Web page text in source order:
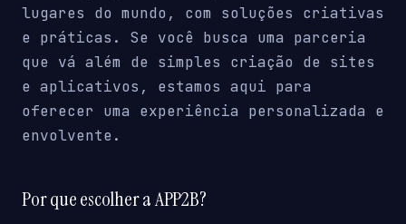
lugares do mundo, com soluções criativas
e práticas. Se você busca uma parceria
que vá além de simples criação de sites
e aplicativos, estamos aqui para
oferecer uma experiência personalizada e
envolvente.
Por que escolher a APP2B?